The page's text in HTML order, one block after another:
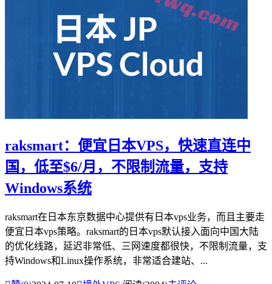
raksmart：便宜日本VPS，快速直连中
国，低至$6/月，不限制流量，支持
Windows系统
raksmart在日本东京数据中心提供有日本vps业务，而且主要走
便宜日本vps策略。raksmart的日本vps默认接入面向中国大陆
的优化线路，延迟非常低、三网速度都很快，不限制流量，支
持Windows和Linux操作系统，非常适合建站、...